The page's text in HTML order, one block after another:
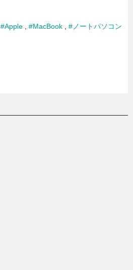
#Apple #MacBook
#ノートパソコン